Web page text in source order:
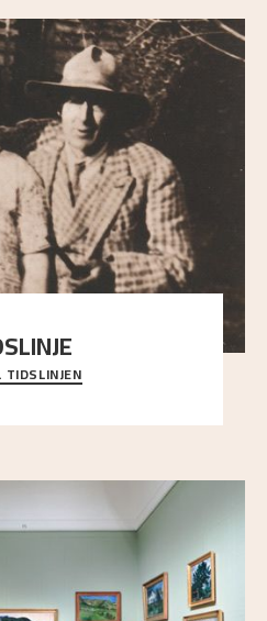
liv, kunstnerskap og
presentasjon.
TIDSLINJEN